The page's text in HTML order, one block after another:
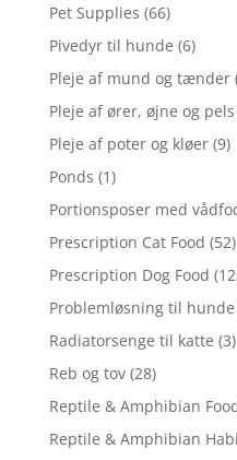
Pet Supplies (66)
Pivedyr til hunde (6)
Pleje af mund og tænder
Pleje af ører, øjne og pels
Pleje af poter og kløer (9)
Ponds (1)
Portionsposer med
Prescription Cat Food (52)
Prescription Dog Food
Problemløsning til hunde
Radiatorsenge til katte (3)
Reb og tov (28)
Reptile & Amphibian
Reptile & Amphibian